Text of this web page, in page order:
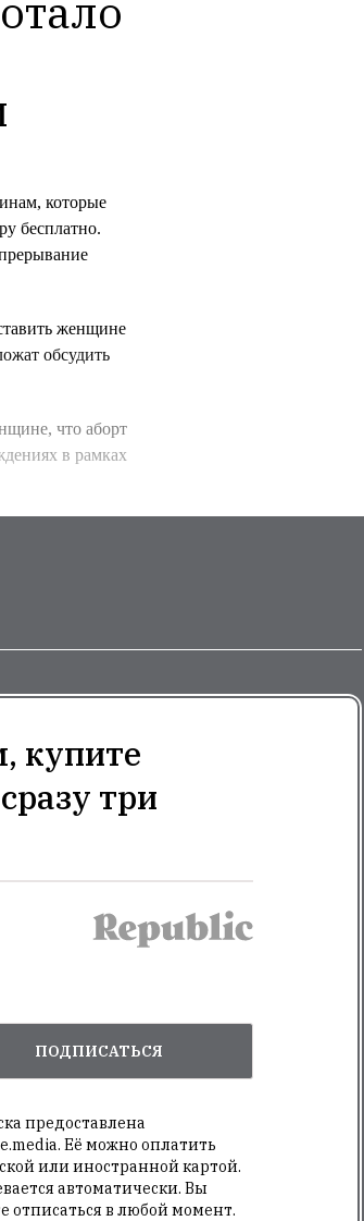
которые
бесплатно.
женщине
обсудить
что аборт
в рамках
купите
три
ПОДПИСАТЬСЯ
предоставлена
Её можно оплатить
или иностранной картой.
автоматически. Вы
отписаться в любой момент.